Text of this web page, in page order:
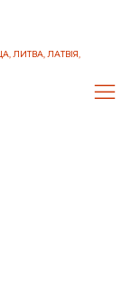
ЛИТВА, ЛАТВІЯ,